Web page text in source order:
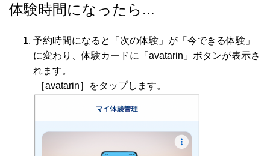
体験時間になったら...
予約時間になると「次の体験」が「今できる体験」
に変わり、体験カードに「avatarin」ボタンが表示さ
れます。
［avatarin］をタップします。